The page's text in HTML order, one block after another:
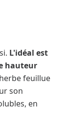
L'idéal est
hauteur
feuillue
son
en